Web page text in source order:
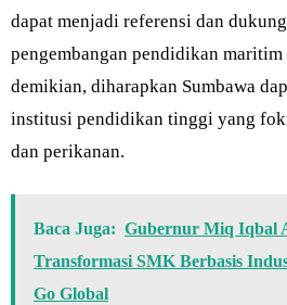
dapat menjadi referensi dan
pengembangan pendidikan maritim
demikian, diharapkan Sumbawa
institusi pendidikan tinggi yang
dan perikanan.
Baca Juga: Gubernur Miq Iqbal
Transformasi SMK Berbasis
Go Global